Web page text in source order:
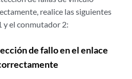
realice las siguientes
y el conmutador 2:
de fallo en el enlace